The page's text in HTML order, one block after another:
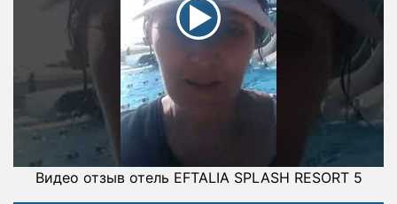
Видео отзыв отель EFTALIA SPLASH RESORT 5